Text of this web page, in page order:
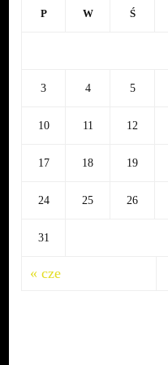
P W Ś
3 4 5
10 11 12
17 18 19
24 25 26
31
« cze